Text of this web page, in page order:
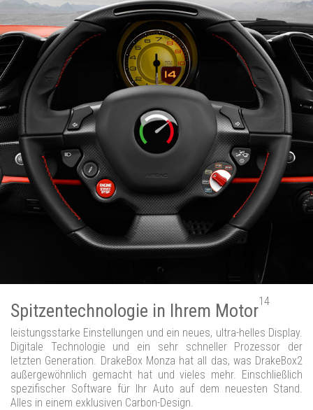
Spitzentechnologie in Ihrem Motor14
leistungsstarke Einstellungen und ein neues, ultra-helles Display.
Digitale Technologie und ein sehr schneller Prozessor der
letzten Generation. DrakeBox Monza hat all das, was DrakeBox2
außergewöhnlich gemacht hat und vieles mehr. Einschließlich
spezifischer Software für Ihr Auto auf dem neuesten Stand.
Alles in einem exklusiven Carbon-Design.